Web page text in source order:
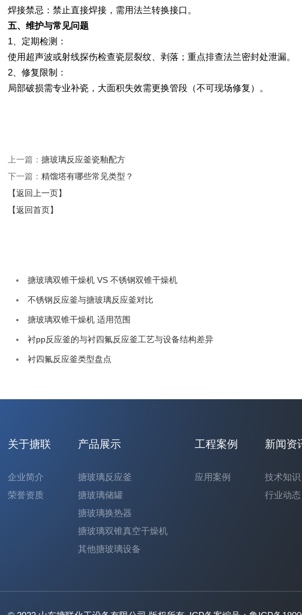
焊接禁忌‌：禁止直接焊接，需用法兰转换接口‌。
五、维护与常见问题
1、定期检测‌：
使用超声波或射线探伤检查瓷层裂纹、剥落；重点排查法兰密封处泄漏‌。
2、修复限制‌：
局部破损需专业补瓷，大面积失效需更换管段（不可现场修复）‌。
上一篇：搪玻璃反应釜瓷釉配方
下一篇：精馏塔有哪些常见类型？
【返回上一页】
【返回首页】
搪玻璃双锥干燥机 VS 不锈钢双锥干燥机
不锈钢反应釜与搪玻璃反应釜对比
搪玻璃双锥干燥机 适用范围
衬pp反应釜的与衬四氟反应釜工艺与设备结构差异
衬四氟反应釜类型盘点
关于搪联
企业简介
荣誉资质
产品展示
搪玻璃反应釜
搪玻璃储罐
搪玻璃换热器
搪玻璃双锥真空干燥机
其他搪玻璃设备
工程案例
应用案例
新闻资
技术知识
行业动态